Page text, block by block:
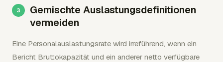
Gemischte Auslastungsdefinitionen
vermeiden
Eine Personalauslastungsrate wird irreführend, wenn ein
Bericht Bruttokapazität und ein anderer netto verfügbare